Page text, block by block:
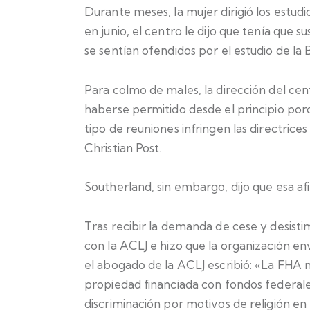
Durante meses, la mujer dirigió los
en junio, el centro le dijo que tenía que
se sentían ofendidos por el estudio de la
Para colmo de males, la dirección del
haberse permitido desde el principio
tipo de reuniones infringen las
Christian Post.
Southerland, sin embargo, dijo que esa
Tras recibir la demanda de cese y
con la ACLJ e hizo que la organización
el abogado de la ACLJ escribió: «La
propiedad financiada con fondos
discriminación por motivos de religión